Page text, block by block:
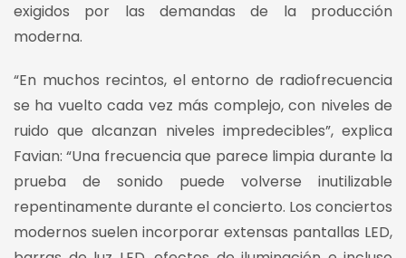
exigidos por las demandas de la producción
moderna.
“En muchos recintos, el entorno de radiofrecuencia
se ha vuelto cada vez más complejo, con niveles de
ruido que alcanzan niveles impredecibles”, explica
Favian: “Una frecuencia que parece limpia durante la
prueba de sonido puede volverse inutilizable
repentinamente durante el concierto. Los conciertos
modernos suelen incorporar extensas pantallas LED,